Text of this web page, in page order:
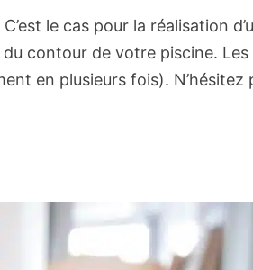
C’est le cas pour la réalisation
contour de votre piscine.
en plusieurs fois).